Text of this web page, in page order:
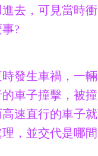
去，可見當時
?
發生車禍，一
車子撞擊，被
速直行的車子
，並交代是哪